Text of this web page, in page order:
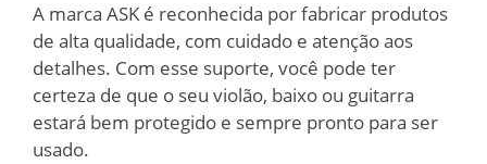
A marca ASK é reconhecida por fabricar produtos
de alta qualidade, com cuidado e atenção aos
detalhes. Com esse suporte, você pode ter
certeza de que o seu violão, baixo ou guitarra
estará bem protegido e sempre pronto para ser
usado.